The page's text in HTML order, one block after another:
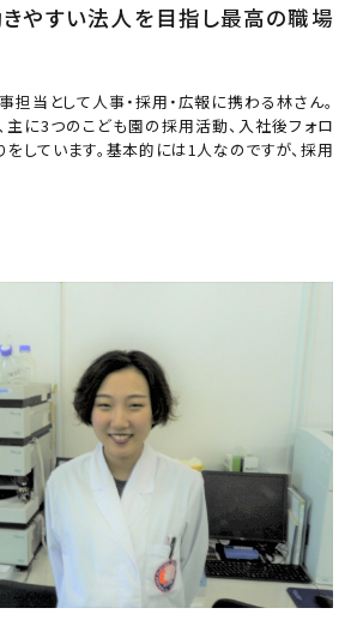
やすい法人を目指し最高の職場
担当として人事・採用・広報に携わる林さん。
主に3つのこども園の採用活動、入社後フォロ
をしています。基本的には1人なのですが、採用